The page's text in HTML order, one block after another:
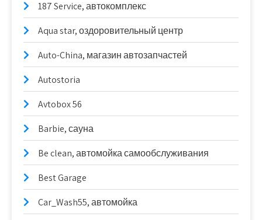
187 Service, автокомплекс
Aqua star, оздоровительный центр
Auto-China, магазин автозапчастей
Autostoria
Avtobox 56
Barbie, сауна
Be clean, автомойка самообслуживания
Best Garage
Car_Wash55, автомойка